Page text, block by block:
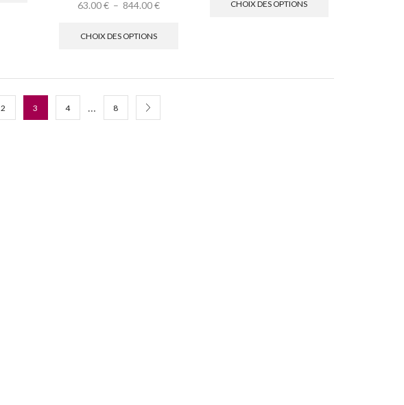
63.00€ – 844.00€
CHOIX DES OPTIONS
CHOIX DES OPTIONS
2 3 4 … 8